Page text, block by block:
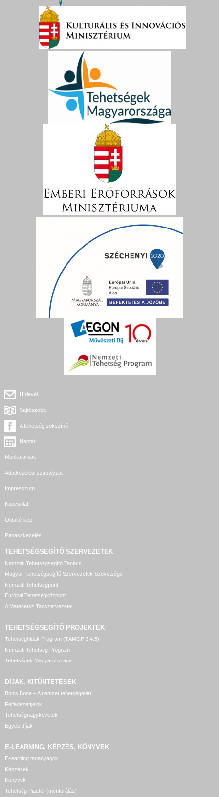
Hírlevél
Sajtószoba
A tehetség sokszínű
Naptár
Munkatársak
Adatkezelési szabályzat
Impresszum
Kapcsolat
Oldaltérkép
Panaszkezelés
TEHETSÉGSEGÍTŐ SZERVEZETEK
Nemzeti Tehetségsegítő Tanács
Magyar Tehetségsegítő Szervezetek Szövetsége
Nemzeti Tehetségpont
Európai Tehetségközpont
A Matehetsz Tagszervezetei
TEHETSÉGSEGÍTŐ PROJEKTEK
Tehetséghidak Program (TÁMOP 3.4.5)
Nemzeti Tehetség Program
Tehetségek Magyarországa
DÍJAK, KITÜNTETÉSEK
Bonis Bona – A nemzet tehetségeiért
Felfedezettjeink
Tehetségnagykövetek
Egyéb díjak
E-LEARNING, KÉPZÉS, KÖNYVEK
E-learning tananyagok
Képzések
Könyvek
Tehetség Piactér (mentorálás)